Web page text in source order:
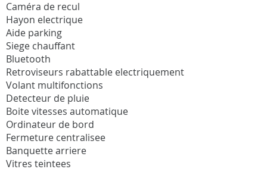
Caméra de recul
Hayon electrique
Aide parking
Siege chauffant
Bluetooth
Retroviseurs rabattable electriquement
Volant multifonctions
Detecteur de pluie
Boite vitesses automatique
Ordinateur de bord
Fermeture centralisee
Banquette arriere
Vitres teintees